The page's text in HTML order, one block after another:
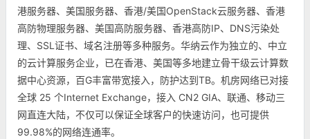
港服务器、美国服务器、香港/美国OpenStack云服务器、香港
高防物理服务器、美国高防服务器、香港高防IP、DNS污染处
理、SSL证书、域名注册等多种服务。华纳云作为独立的、中立
的云计算服务企业，已在香港、美国等多地建立骨干级云计算数
据中心资源，百G丰富带宽接入，防护达到TB。机房网络已对接
全球 25 个Internet Exchange，接入 CN2 GIA、联通、移动三
网直连大陆，不仅可以保证全球客户的快速访问，也可提供
99.98%的网络连通率。